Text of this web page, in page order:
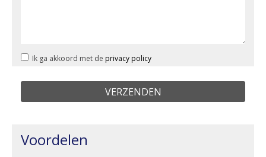
Ik ga akkoord met de privacy policy
Voordelen